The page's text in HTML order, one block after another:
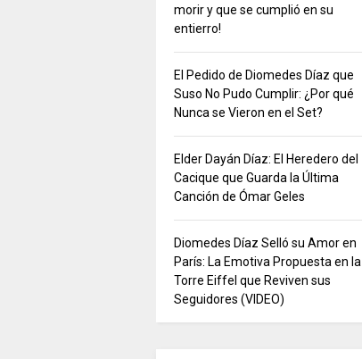
morir y que se cumplió en su
entierro!
El Pedido de Diomedes Díaz que
Suso No Pudo Cumplir: ¿Por qué
Nunca se Vieron en el Set?
Elder Dayán Díaz: El Heredero del
Cacique que Guarda la Última
Canción de Ómar Geles
Diomedes Díaz Selló su Amor en
París: La Emotiva Propuesta en la
Torre Eiffel que Reviven sus
Seguidores (VIDEO)